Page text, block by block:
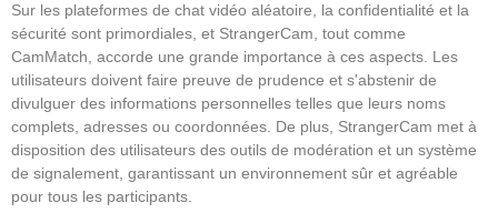
Sur les plateformes de chat vidéo aléatoire, la confidentialité et la
sécurité sont primordiales, et StrangerCam, tout comme
CamMatch, accorde une grande importance à ces aspects. Les
utilisateurs doivent faire preuve de prudence et s'abstenir de
divulguer des informations personnelles telles que leurs noms
complets, adresses ou coordonnées. De plus, StrangerCam met à
disposition des utilisateurs des outils de modération et un système
de signalement, garantissant un environnement sûr et agréable
pour tous les participants.